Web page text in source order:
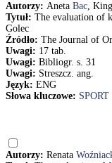
Autorzy: Aneta Bac,
Tytuł: The evaluation of
Golec
Źródło: The Journal of
Uwagi: 17 tab.
Uwagi: Bibliogr. s. 31
Uwagi: Streszcz. ang.
Język: ENG
Słowa kluczowe: SPORT
Autorzy: Renata